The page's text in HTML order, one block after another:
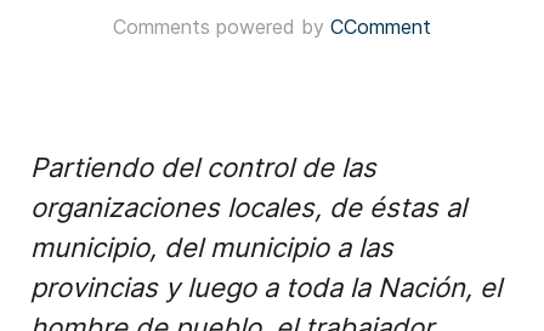
Comments powered by CComment
Partiendo del control de las
organizaciones locales, de éstas al
municipio, del municipio a las
provincias y luego a toda la Nación, el